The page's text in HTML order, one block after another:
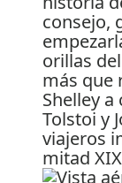
consejo,
orillas
más que
Shelley
Tolstoi y
viajeros
mitad